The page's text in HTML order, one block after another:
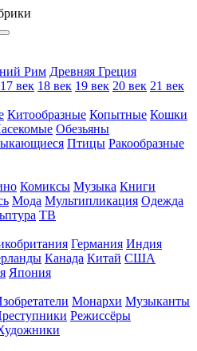
Рим Древняя Греция
17 век 18 век 19 век 20 век 21 век
Китообразные Копытные Кошки
Обезьяны
Птицы Ракообразные
Комиксы Музыка Книги
Мода Мультипликация Одежда
ТВ
Германия Индия
Канада Китай США
Япония
Монархи Музыканты
Режиссёры